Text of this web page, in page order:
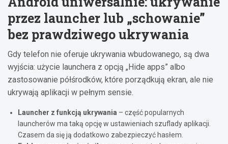
przez launcher lub „schowanie”
bez prawdziwego ukrywania
Gdy telefon nie oferuje ukrywania wbudowanego, są dwa
wyjścia: użycie launchera z opcją „Hide apps” albo
zastosowanie półśrodków, które porządkują ekran, ale nie
ukrywają aplikacji w pełnym sensie.
Launcher z funkcją ukrywania – część popularnych
launcherów ma taką opcję w ustawieniach szuflady aplikacji.
Czasem da się ją dodatkowo zabezpieczyć hasłem.